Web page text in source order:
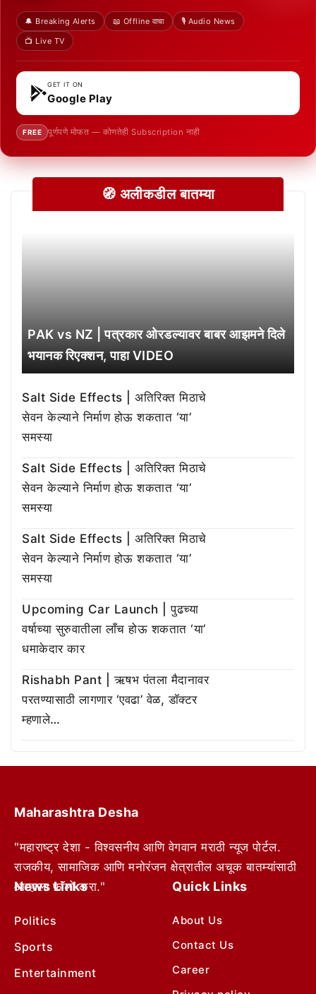
🔔 Breaking Alerts 📖 Offline वाचा
🎙️ Audio News
📺 Live TV
GET IT ON
Google Play
FREE पूर्णपणे मोफत — कोणतेही Subscription नाही
🧭 अलीकडील बातम्या
PAK vs NZ | पत्रकार ओरडल्यावर बाबर आझमने दिले
भयानक रिएक्शन, पाहा VIDEO
Salt Side Effects | अतिरिक्त मिठाचे
सेवन केल्याने निर्माण होऊ शकतात ‘या’
समस्या
Salt Side Effects | अतिरिक्त मिठाचे
सेवन केल्याने निर्माण होऊ शकतात ‘या’
समस्या
Salt Side Effects | अतिरिक्त मिठाचे
सेवन केल्याने निर्माण होऊ शकतात ‘या’
समस्या
Upcoming Car Launch | पुढच्या
वर्षाच्या सुरुवातीला लाँच होऊ शकतात ‘या’
धमाकेदार कार
Rishabh Pant | ऋषभ पंतला मैदानावर
परतण्यासाठी लागणार ‘एवढा’ वेळ, डॉक्टर
म्हणाले…
Maharashtra Desha
"महाराष्ट्र देशा - विश्वसनीय आणि वेगवान मराठी न्यूज पोर्टल.
राजकीय, सामाजिक आणि मनोरंजन क्षेत्रातील अचूक बातम्यांसाठी
आम्हाला फॉलो करा."
News Links
Politics
Sports
Entertainment
Quick Links
About Us
Contact Us
Career